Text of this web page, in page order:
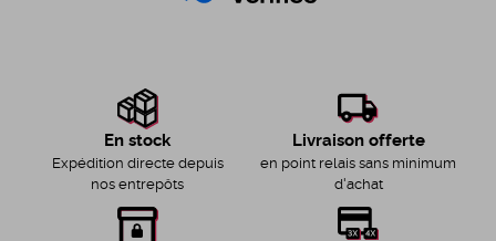
En stock
Expédition directe depuis
nos entrepôts
Livraison offerte
en point relais sans minimum
d'achat